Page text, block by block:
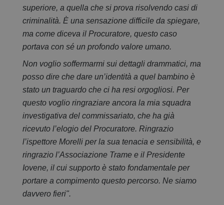
superiore, a quella che si prova risolvendo casi di
criminalità. È una sensazione difficile da spiegare,
ma come diceva il Procuratore, questo caso
portava con sé un profondo valore umano.
Non voglio soffermarmi sui dettagli drammatici, ma
posso dire che dare un’identità a quel bambino è
stato un traguardo che ci ha resi orgogliosi. Per
questo voglio ringraziare ancora la mia squadra
investigativa del commissariato, che ha già
ricevuto l’elogio del Procuratore. Ringrazio
l’ispettore Morelli per la sua tenacia e sensibilità, e
ringrazio l’Associazione Trame e il Presidente
Iovene, il cui supporto è stato fondamentale per
portare a compimento questo percorso. Ne siamo
davvero fieri".